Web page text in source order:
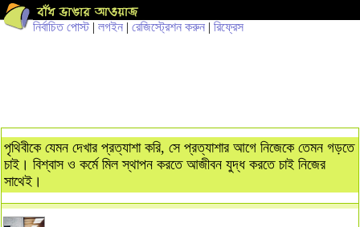
নির্বাচিত পোস্ট| লগইন | রেজিস্ট্রেশন করুন | রিফ্রেস
পৃথিবীকে যেমন দেখার প্রত্যাশা করি, সে প্রত্যাশার আগে নিজেকে তেমন গড়তে
চাই। বিশ্বাস ও কর্মে মিল স্থাপন করতে আজীবন যুদ্ধ করতে চাই নিজের
সাথেই।